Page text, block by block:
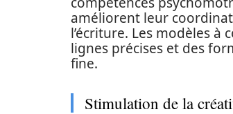
améliorent leur
l’écriture. Les modèles
lignes précises et des
fine.
Stimulation de la